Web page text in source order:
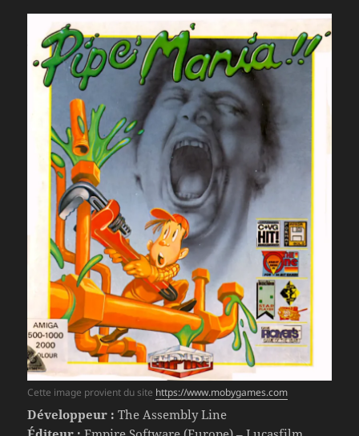
Cette image provient du site https://www.mobygames.com
Développeur : The Assembly Line